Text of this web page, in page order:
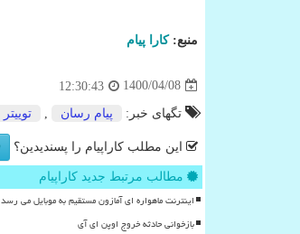
منبع:كارا پیام
1400/04/08
12:30:43
تگهای خبر: پیام رسان توییتر
این مطلب کاراپیام را پسندیدین؟
مطالب مرتبط جدید کاراپیام
اینترنت ماهواره ای آمازون مستقیم به موبایل می رسد
بازخوانی حادثه خروج اوپن ای آی